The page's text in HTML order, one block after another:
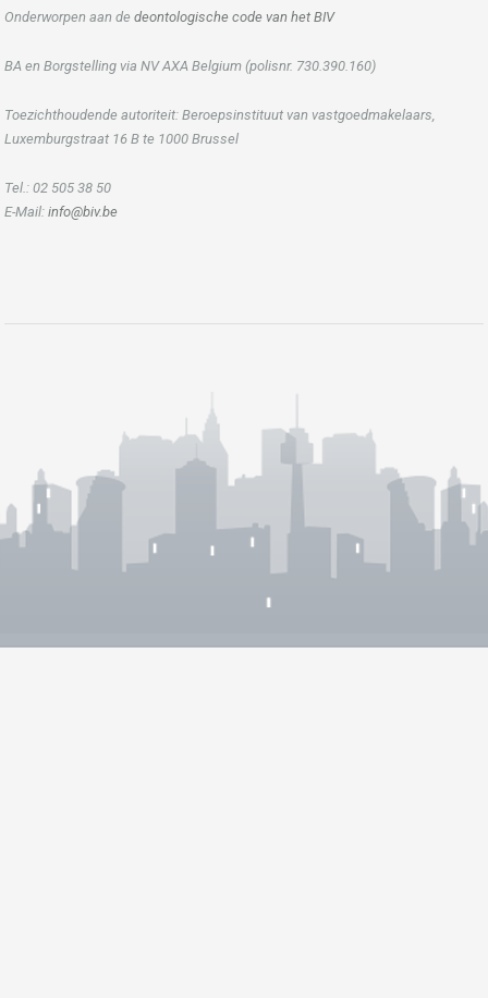
Onderworpen aan de deontologische code van het BIV
BA en Borgstelling via NV AXA Belgium (polisnr. 730.390.160)
Toezichthoudende autoriteit: Beroepsinstituut van vastgoedmakelaars,
Luxemburgstraat 16 B te 1000 Brussel
Tel.: 02 505 38 50
E-Mail: info@biv.be